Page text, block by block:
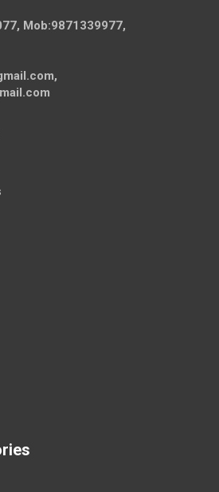
Mob:9871339977,